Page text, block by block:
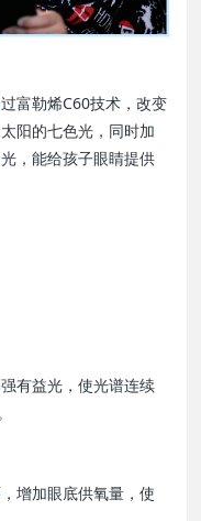
富勒烯C60技术，改变
阳的七色光，同时加
，能给孩子眼睛提供
有益光，使光谱连续
增加眼底供氧量，使